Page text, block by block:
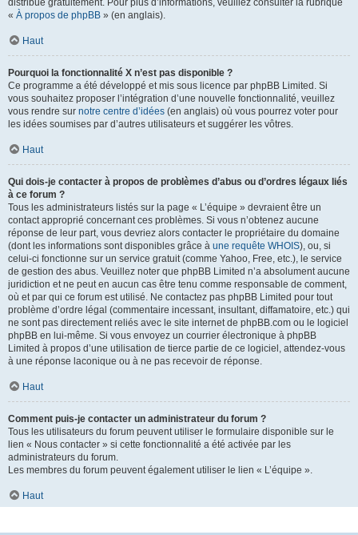
distribué gratuitement. Pour plus d’informations, veuillez consulter la rubrique
« À propos de phpBB » (en anglais).
Haut
Pourquoi la fonctionnalité X n’est pas disponible ?
Ce programme a été développé et mis sous licence par phpBB Limited. Si
vous souhaitez proposer l’intégration d’une nouvelle fonctionnalité, veuillez
vous rendre sur notre centre d’idées (en anglais) où vous pourrez voter pour
les idées soumises par d’autres utilisateurs et suggérer les vôtres.
Haut
Qui dois-je contacter à propos de problèmes d’abus ou d’ordres légaux liés
à ce forum ?
Tous les administrateurs listés sur la page « L’équipe » devraient être un
contact approprié concernant ces problèmes. Si vous n’obtenez aucune
réponse de leur part, vous devriez alors contacter le propriétaire du domaine
(dont les informations sont disponibles grâce à une requête WHOIS), ou, si
celui-ci fonctionne sur un service gratuit (comme Yahoo, Free, etc.), le service
de gestion des abus. Veuillez noter que phpBB Limited n’a absolument aucune
juridiction et ne peut en aucun cas être tenu comme responsable de comment,
où et par qui ce forum est utilisé. Ne contactez pas phpBB Limited pour tout
problème d’ordre légal (commentaire incessant, insultant, diffamatoire, etc.) qui
ne sont pas directement reliés avec le site internet de phpBB.com ou le logiciel
phpBB en lui-même. Si vous envoyez un courrier électronique à phpBB
Limited à propos d’une utilisation de tierce partie de ce logiciel, attendez-vous
à une réponse laconique ou à ne pas recevoir de réponse.
Haut
Comment puis-je contacter un administrateur du forum ?
Tous les utilisateurs du forum peuvent utiliser le formulaire disponible sur le
lien « Nous contacter » si cette fonctionnalité a été activée par les
administrateurs du forum.
Les membres du forum peuvent également utiliser le lien « L’équipe ».
Haut